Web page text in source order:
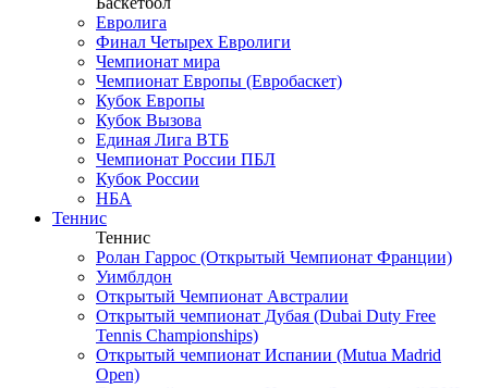
Евролига
Финал Четырех Евролиги
Чемпионат мира
Чемпионат Европы (Евробаскет)
Кубок Европы
Кубок Вызова
Единая Лига ВТБ
Чемпионат России ПБЛ
Кубок России
НБА
Теннис
Теннис
Ролан Гаррос (Открытый Чемпионат Франции)
Уимблдон
Открытый Чемпионат Австралии
Открытый чемпионат Дубая (Dubai Duty Free
Tennis Championships)
Открытый чемпионат Испании (Mutua Madrid
Open)